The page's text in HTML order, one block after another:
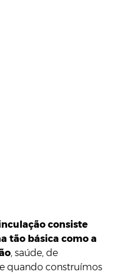
consiste
tão básica como a
, saúde, de
quando construímos